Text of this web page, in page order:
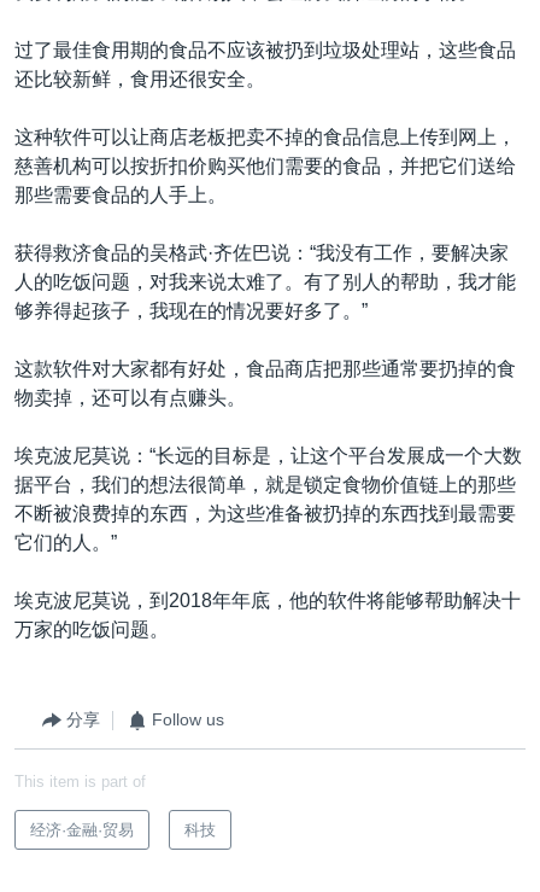
过了最佳食用期的食品不应该被扔到垃圾处理站，这些食品
还比较新鲜，食用还很安全。
这种软件可以让商店老板把卖不掉的食品信息上传到网上，
慈善机构可以按折扣价购买他们需要的食品，并把它们送给
那些需要食品的人手上。
获得救济食品的吴格武·齐佐巴说：“我没有工作，要解决家
人的吃饭问题，对我来说太难了。有了别人的帮助，我才能
够养得起孩子，我现在的情况要好多了。”
这款软件对大家都有好处，食品商店把那些通常要扔掉的食
物卖掉，还可以有点赚头。
埃克波尼莫说：“长远的目标是，让这个平台发展成一个大数
据平台，我们的想法很简单，就是锁定食物价值链上的那些
不断被浪费掉的东西，为这些准备被扔掉的东西找到最需要
它们的人。”
埃克波尼莫说，到2018年年底，他的软件将能够帮助解决十
万家的吃饭问题。
分享 Follow us
This item is part of
经济·金融·贸易 科技